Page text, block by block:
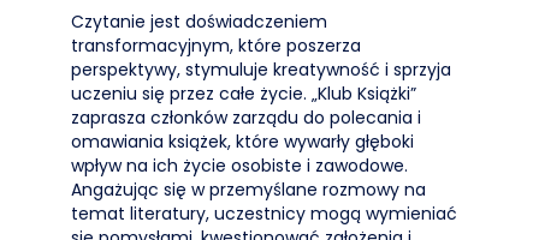
Czytanie jest doświadczeniem
transformacyjnym, które poszerza
perspektywy, stymuluje kreatywność i sprzyja
uczeniu się przez całe życie. „Klub Książki”
zaprasza członków zarządu do polecania i
omawiania książek, które wywarły głęboki
wpływ na ich życie osobiste i zawodowe.
Angażując się w przemyślane rozmowy na
temat literatury, uczestnicy mogą wymieniać